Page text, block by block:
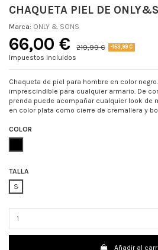
CHAQUETA PIEL DE
Marca: ONLY & SONS
66,00 € 219,99 € -153,99 €
Impuestos incluidos
Chaqueta de piel para hombre en color
imprescindible para cualquier armario. De
prenda puede acompañar cualquier look de
en color plata como cierre de cremallera y
COLOR
TALLA
S
Añadir al